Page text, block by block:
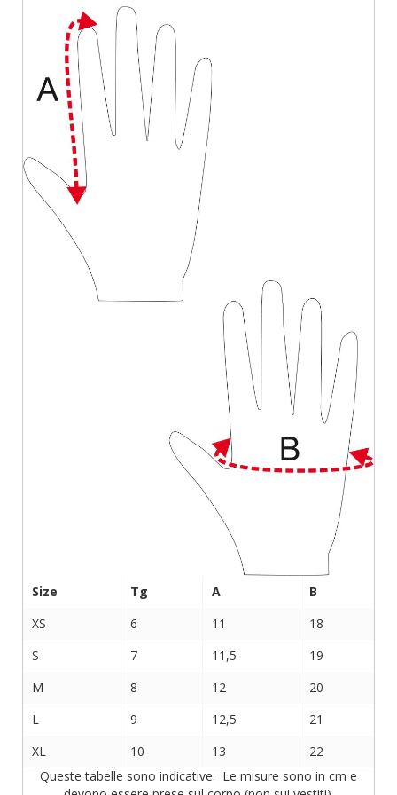
Size Tg A
B
XS
6 11
18
S
7 11,5
19
M
8 12
20
L
9 12,5
21
XL
10 13
22
Queste tabelle sono indicative. Le misure sono in cm e